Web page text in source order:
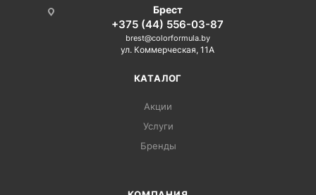
Брест
+375 (44) 556-03-87
brest@colorformula.by
ул. Коммерческая, 11А
КАТАЛОГ
Акции
Услуги
Бренды